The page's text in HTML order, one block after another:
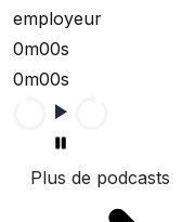
employeur
0m00s
0m00s
Plus de podcasts